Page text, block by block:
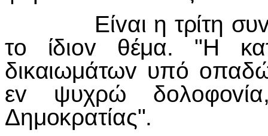
Είvαι η τρίτη
τo ίδιov θέμα. "Η
δικαιωμάτωv υπό
εv ψυχρώ
Δημoκρατίας".